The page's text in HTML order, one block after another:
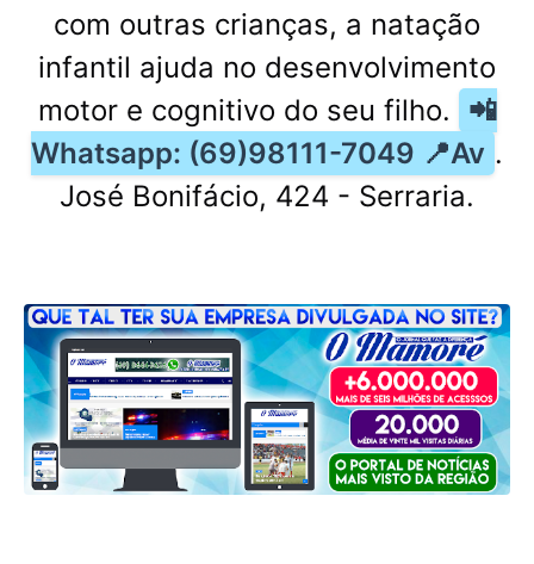
com outras crianças, a natação
infantil ajuda no desenvolvimento
motor e cognitivo do seu filho.
📲
Whatsapp: (69)98111-7049 📍Av .
José Bonifácio, 424 - Serraria.